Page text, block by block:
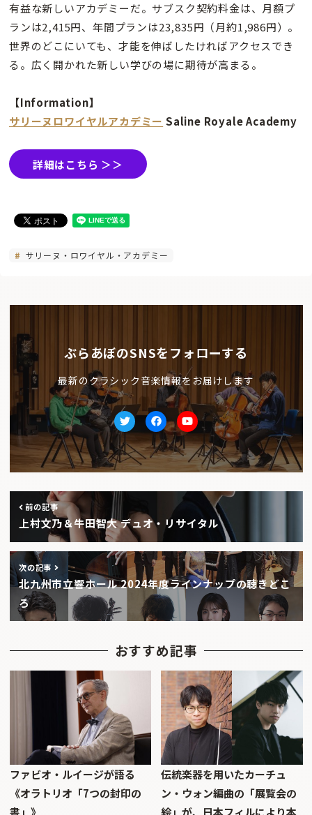
有益な新しいアカデミーだ。サブスク契約料金は、月額プ
ランは2,415円、年間プランは23,835円（月約1,986円）。
世界のどこにいても、才能を伸ばしたければアクセスでき
る。広く開かれた新しい学びの場に期待が高まる。
【Information】
サリーヌロワイヤルアカデミー Saline Royale Academy
詳細はこちら ＞＞
サリーヌ・ロワイヤル・アカデミー
ぶらあぼのSNSをフォローする
最新のクラシック音楽情報をお届けします
TwitterfacebookYoutube
前の記事
上村文乃＆牛田智大 デュオ・リサイタル
次の記事
北九州市立響ホール 2024年度ラインナップの聴きどこ
ろ
おすすめ記事
ファビオ・ルイージが語る
《オラトリオ「7つの封印の
伝統楽器を用いたカーチュ
ン・ウォン編曲の「展覧会の